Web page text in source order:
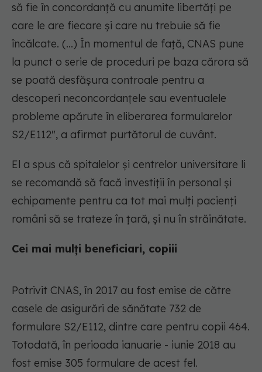
să fie în concordanţă cu anumite libertăţi pe
care le are fiecare şi care nu trebuie să fie
încălcate. (...) În momentul de faţă, CNAS pune
la punct o serie de proceduri pe baza cărora să
se poată desfăşura controale pentru a
descoperi neconcordanţele sau eventualele
probleme apărute în eliberarea formularelor
S2/E112", a afirmat purtătorul de cuvânt.
El a spus că spitalelor şi centrelor universitare li
se recomandă să facă investiţii în personal şi
echipamente pentru ca tot mai mulţi pacienţi
români să se trateze în ţară, şi nu în străinătate.
Cei mai mulți beneficiari, copiii
Potrivit CNAS, în 2017 au fost emise de către
casele de asigurări de sănătate 732 de
formulare S2/E112, dintre care pentru copii 464.
Totodată, în perioada ianuarie - iunie 2018 au
fost emise 305 formulare de acest fel.